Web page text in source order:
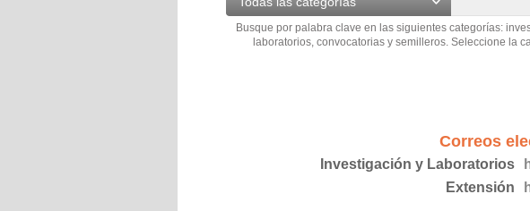
Busque por palabra clave en las siguientes categorías:
laboratorios, convocatorias y semilleros. Seleccione la
Correos
Investigación y Laboratorios
Extensión